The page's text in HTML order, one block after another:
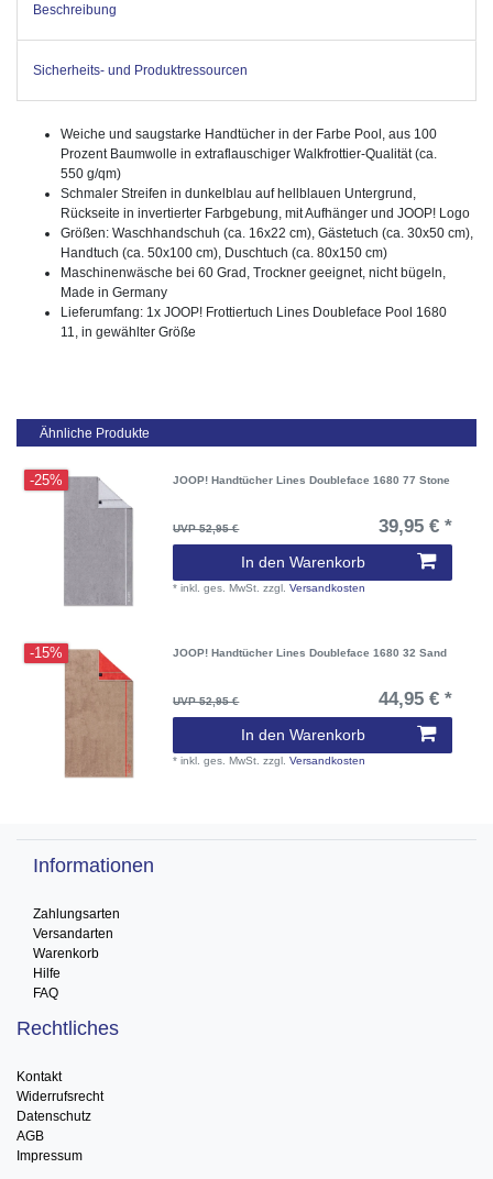
Beschreibung
Sicherheits- und Produktressourcen
Weiche und saugstarke Handtücher in der Farbe Pool, aus 100
Prozent Baumwolle in extraflauschiger Walkfrottier-Qualität (ca.
550 g/qm)
Schmaler Streifen in dunkelblau auf hellblauen Untergrund,
Rückseite in invertierter Farbgebung, mit Aufhänger und JOOP! Logo
Größen: Waschhandschuh (ca. 16x22 cm), Gästetuch (ca. 30x50 cm),
Handtuch (ca. 50x100 cm), Duschtuch (ca. 80x150 cm)
Maschinenwäsche bei 60 Grad, Trockner geeignet, nicht bügeln,
Made in Germany
Lieferumfang: 1x JOOP! Frottiertuch Lines Doubleface Pool 1680
11, in gewählter Größe
Ähnliche Produkte
-25% JOOP! Handtücher Lines Doubleface 1680 77 Stone
UVP 52,95 € 39,95 € *
In den Warenkorb
*inkl. ges. MwSt. zzgl.Versandkosten
-15% JOOP! Handtücher Lines Doubleface 1680 32 Sand
UVP 52,95 € 44,95 € *
In den Warenkorb
*inkl. ges. MwSt. zzgl.Versandkosten
Informationen
Zahlungsarten
Versandarten
Warenkorb
Hilfe
FAQ
Rechtliches
Kontakt
Widerrufsrecht
Datenschutz
AGB
Impressum